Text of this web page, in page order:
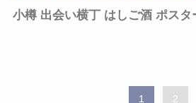
小樽 出会い横丁 はしご酒 ポスタ
1 2